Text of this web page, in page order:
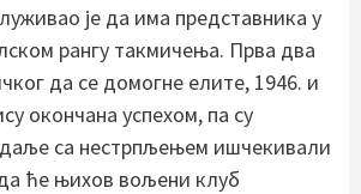
је да има представника у
рангу такмичења. Прва два
да се домогне елите, 1946. и
окончана успехом, па су
даље са нестрпљењем ишчекивали
ће њихов вољени клуб